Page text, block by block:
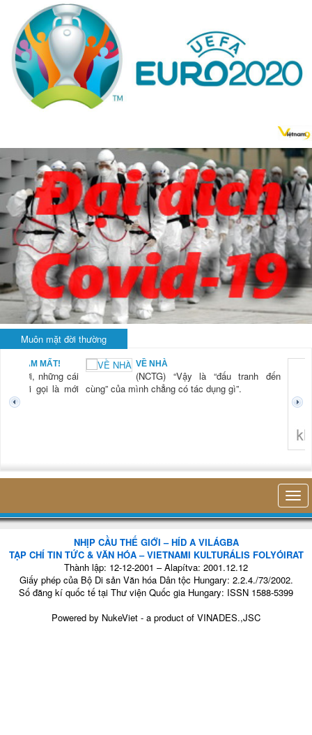
Muôn mặt đời thường
NAM MẤT!
“Xời, những cái
mới gọi là mới
VỀ NHÀ
(NCTG) “Vậy là “đấu tranh đến
cùng” của mình chẳng có tác dụng gì”.
NHỊP CẦU THẾ GIỚI – HÍD A VILÁGBA
TẠP CHÍ TIN TỨC & VĂN HÓA – VIETNAMI KULTURÁLIS FOLYÓIRAT
Thành lập: 12-12-2001 – Alapítva: 2001.12.12
Giấy phép của Bộ Di sản Văn hóa Dân tộc Hungary: 2.2.4./73/2002.
Số đăng kí quốc tế tại Thư viện Quốc gia Hungary: ISSN 1588-5399
Powered by NukeViet - a product of VINADES.,JSC